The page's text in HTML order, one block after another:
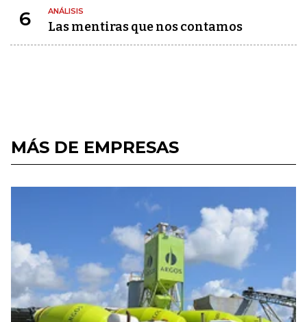
6 ANÁLISIS
Las mentiras que nos contamos
MÁS DE EMPRESAS